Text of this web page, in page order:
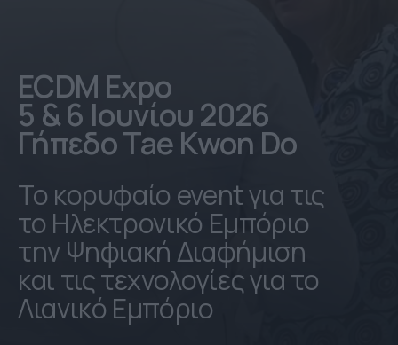
ECDM Expo
5 & 6 Ιουνίου 2026
Γήπεδο Tae Kwon Do
Το κορυφαίο event για τις
το Ηλεκτρονικό Εμπόριο
την Ψηφιακή Διαφήμιση
και τις τεχνολογίες για το
Λιανικό Εμπόριο